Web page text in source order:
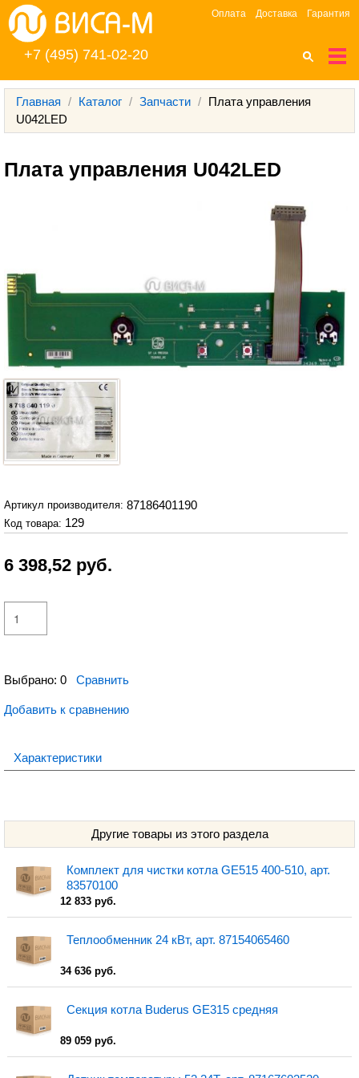
Оплата Доставка Гарантия
+7 (495) 741-02-20
Главная / Каталог / Запчасти / Плата управления
U042LED
Плата управления U042LED
Артикул производителя: 87186401190
Код товара: 129
6 398,52 руб.
Выбрано: 0 Сравнить
Добавить к сравнению
Характеристики
Другие товары из этого раздела
Комплект для чистки котла GE515 400-510, арт.
83570100
12 833 руб.
Теплообменник 24 кВт, арт. 87154065460
34 636 руб.
Секция котла Buderus GE315 средняя
89 059 руб.